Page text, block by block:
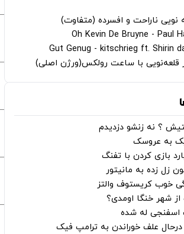
نویی ناراحت و افسرده (متفاوت)
قلعه‌نویی با ساعت رولکس(ورژن اصلی)
؟ نه زنشو دزدیدم
به عروسک
بازی کردن با تفنگ
زل زده به مانیتور
خوب کریستوف والتز
از شهر خنگا اومدی؟
اسفنجی له شده
درحال علف خوراندن به ترامپ فیک